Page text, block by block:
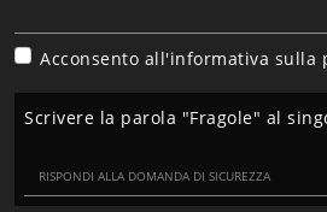
Acconsento all'informativa sulla
Scrivere la parola "Fragole" al